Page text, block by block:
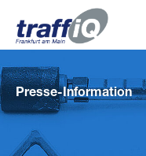
Presse-Information